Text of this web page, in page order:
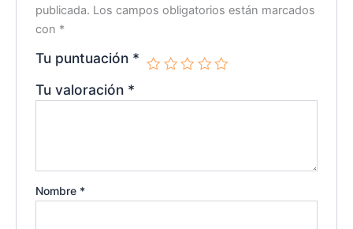
publicada. Los campos obligatorios están marcados
con *
Tu puntuación *
Tu valoración *
Nombre *